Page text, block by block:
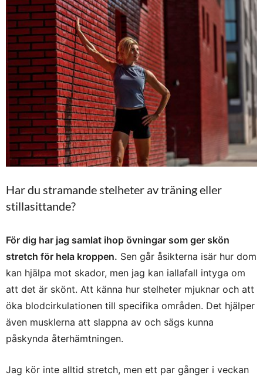
Har du stramande stelheter av träning eller
stillasittande?
För dig har jag samlat ihop övningar som ger skön
stretch för hela kroppen. Sen går åsikterna isär hur dom
kan hjälpa mot skador, men jag kan iallafall intyga om
att det är skönt. Att känna hur stelheter mjuknar och att
öka blodcirkulationen till specifika områden. Det hjälper
även musklerna att slappna av och sägs kunna
påskynda återhämtningen.
Jag kör inte alltid stretch, men ett par gånger i veckan